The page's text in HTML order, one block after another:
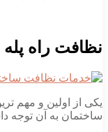
نظافت راه
یکی از اولین و مهم‌­
ساختمان به آن توجه